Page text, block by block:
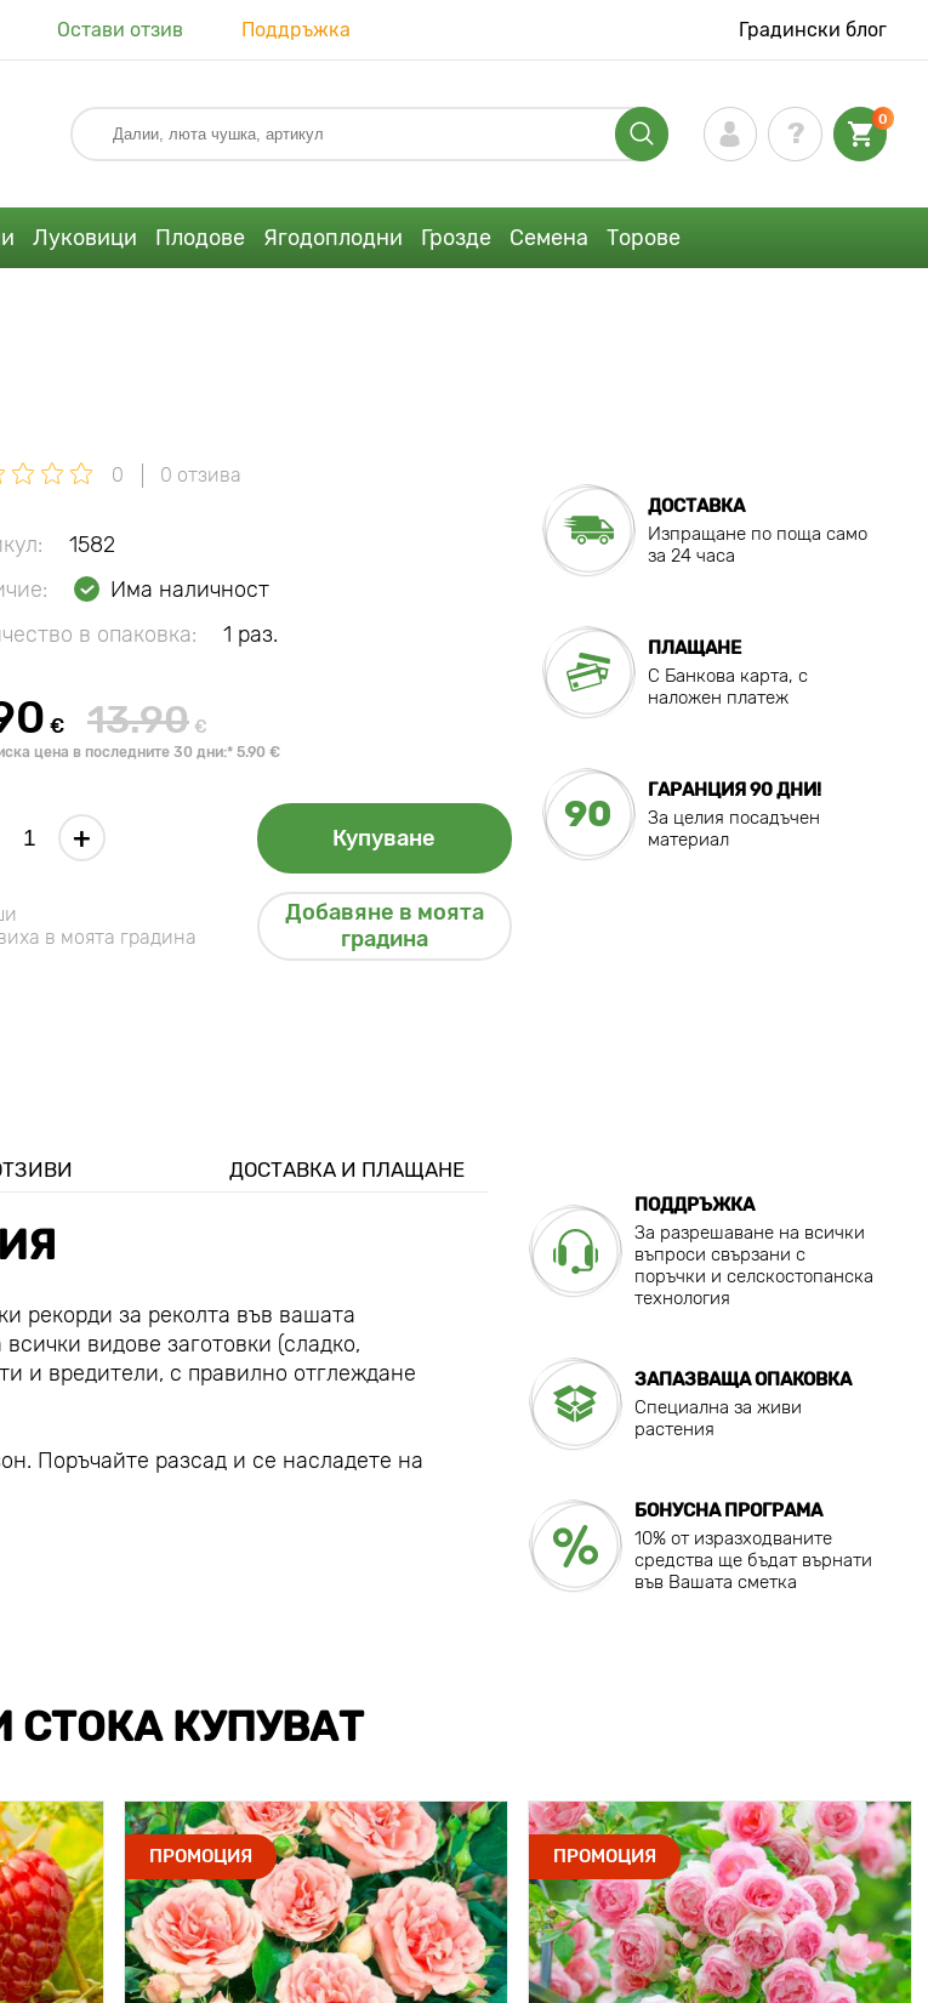
Остави отзив Поддръжка Градински блог
0
Луковици Плодове Ягодоплодни Грозде Семена Торове
0 0 отзива
1582
Има наличност
в опаковка:
1 раз.
€ 13.90 €
цена в последните 30 дни:* 5.90 €
+ Купуване
в моята градина
Добавяне в моята
градина
ДОСТАВКА
Изпращане по поща само
за 24 часа
ПЛАЩАНЕ
C Банкова карта, с
наложен платеж
90
ГАРАНЦИЯ 90 ДНИ!
За целия посадъчен
материал
ДОСТАВКА И ПЛАЩАНЕ
рекорди за реколта във вашата
видове заготовки (сладко,
и вредители, с правилно отглеждане
Поръчайте разсад и се насладете на
ПОДДРЪЖКА
За разрешаване на всички
въпроси свързани с
поръчки и селскостопанска
технология
ЗАПАЗВАЩА ОПАКОВКА
Специална за живи
растения
БОНУСНА ПРОГРАМА
10% от изразходваните
средства ще бъдат върнати
във Вашата сметка
СТОКА КУПУВАТ
ПРОМОЦИЯ ПРОМОЦИЯ